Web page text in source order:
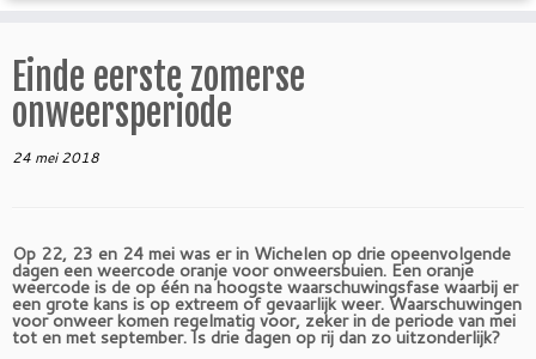
Einde eerste zomerse
onweersperiode
24 mei 2018
Op 22, 23 en 24 mei was er in Wichelen op drie opeenvolgende
dagen een weercode oranje voor onweersbuien. Een oranje
weercode is de op één na hoogste waarschuwingsfase waarbij er
een grote kans is op extreem of gevaarlijk weer. Waarschuwingen
voor onweer komen regelmatig voor, zeker in de periode van mei
tot en met september. Is drie dagen op rij dan zo uitzonderlijk?